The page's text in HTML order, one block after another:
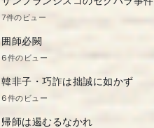
7件のビュー
囲師必闕
6件のビュー
韓非子・巧詐は拙誠に如かず
6件のビュー
帰師は遏むるなかれ